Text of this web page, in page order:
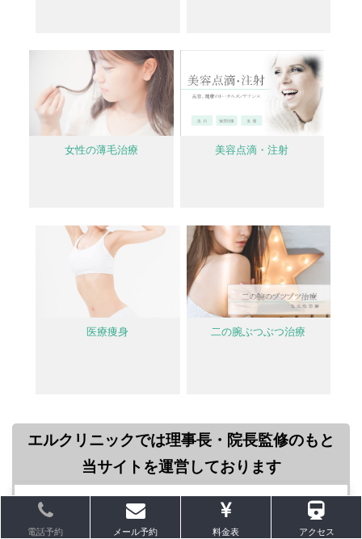
電話予約 メール予約 料金表 アクセス
女性の薄毛治療 美容点滴・注射
医療痩身 二の腕ぶつぶつ治療
エルクリニックでは理事長・院長監修のもと
当サイトを運営しております